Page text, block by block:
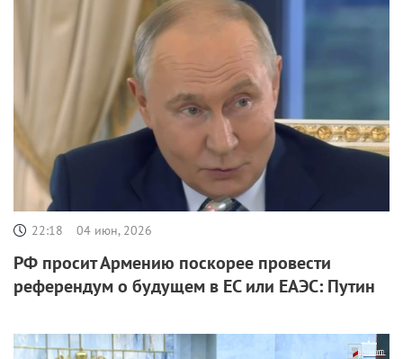
22:18 04 июн, 2026
РФ просит Армению поскорее провести
референдум о будущем в ЕС или ЕАЭС: Путин